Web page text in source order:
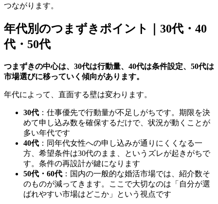
つながります。
年代別のつまずきポイント｜30代・40
代・50代
つまずきの中心は、30代は行動量、40代は条件設定、50代は
市場選びに移っていく傾向があります。
年代によって、直面する壁は変わります。
30代 ：仕事優先で行動量が不足しがちです。期限を決
めて申し込み数を確保するだけで、状況が動くことが
多い年代です
40代 ：同年代女性への申し込みが通りにくくなる一
方、希望条件は30代のまま、というズレが起きがちで
す。条件の再設計が鍵になります
50代・60代 ：国内の一般的な婚活市場では、紹介数そ
のものが減ってきます。ここで大切なのは「自分が選
ばれやすい市場はどこか」という視点です